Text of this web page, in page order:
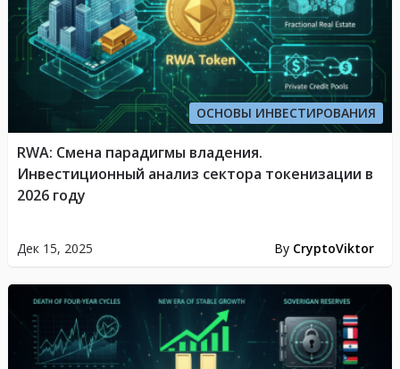
ОСНОВЫ ИНВЕСТИРОВАНИЯ
Дек 15, 2025 By CryptoViktor
RWA: Смена парадигмы владения.
Инвестиционный анализ сектора токенизации в
2026 году